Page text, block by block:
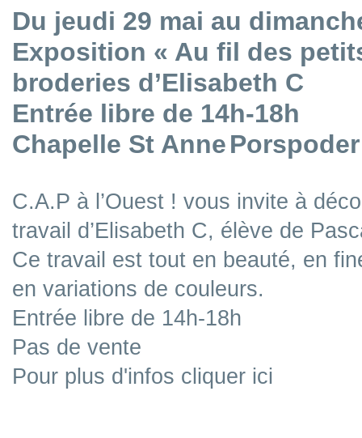
Du jeudi 29 mai au
Exposition « Au fil des
broderies d’Elisabeth C
Entrée libre de 14h-18h
Chapelle St AnnePorspoder
C.A.P à l’Ouest ! vous invite à
travail d’Elisabeth C, élève de
Ce travail est tout en beauté, en
en variations de couleurs.
Entrée libre de 14h-18h
Pas de vente
Pour plus d'infos cliquer ici